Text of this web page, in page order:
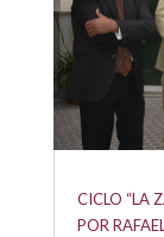
CICLO “LA
POR